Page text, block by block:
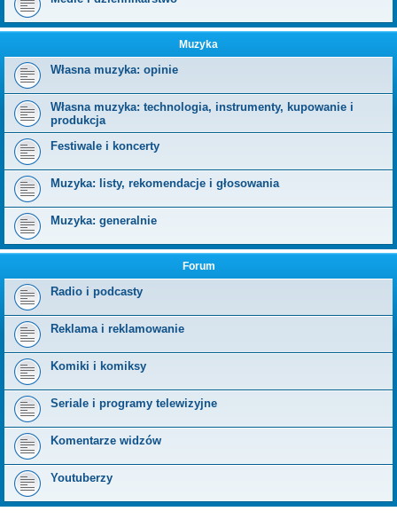
Muzyka
Własna muzyka: opinie
Własna muzyka: technologia, instrumenty, kupowanie i
produkcja
Festiwale i koncerty
Muzyka: listy, rekomendacje i głosowania
Muzyka: generalnie
Forum
Radio i podcasty
Reklama i reklamowanie
Komiki i komiksy
Seriale i programy telewizyjne
Komentarze widzów
Youtuberzy